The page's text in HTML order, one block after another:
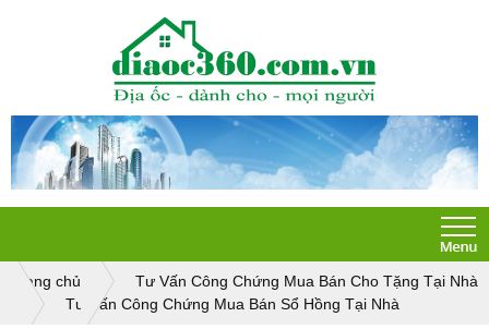
Trang chủ
Tư Vấn Công Chứng Mua Bán Cho Tặng Tại Nhà
Tư Vấn Công Chứng Mua Bán Sổ Hồng Tại Nhà